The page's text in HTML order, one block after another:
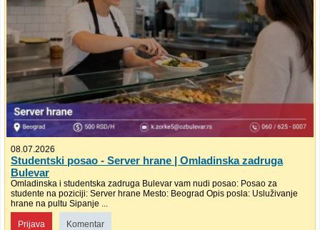
08.07.2026
Studentski posao - Server hrane | Omladinska zadruga
Bulevar
Omladinska i studentska zadruga Bulevar vam nudi posao: Posao za
studente na poziciji: Server hrane Mesto: Beograd Opis posla: Usluživanje
hrane na pultu Sipanje ...
Prijava Komentar